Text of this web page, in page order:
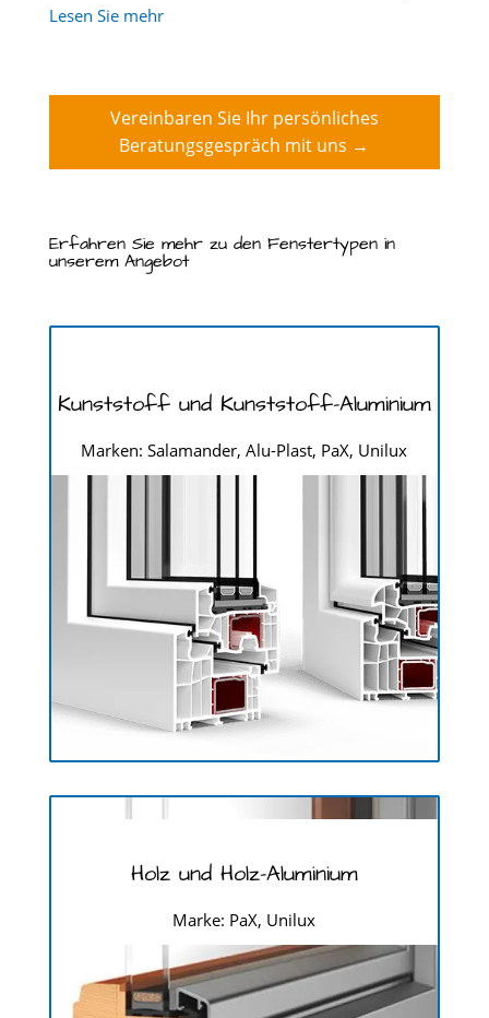
Lesen Sie mehr
Vereinbaren Sie Ihr persönliches
Beratungsgespräch mit uns →
Erfahren Sie mehr zu den Fenstertypen in
unserem Angebot
Kunststoff und Kunststoff-Aluminium
Marken: Salamander, Alu-Plast, PaX, Unilux
Holz und Holz-Aluminium
Marke: PaX, Unilux